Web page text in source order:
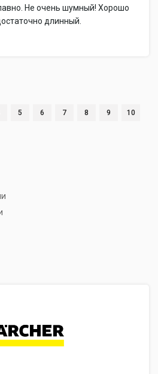
Не очень шумный! Хорошо
длинный.
5 6 7 8 9 10